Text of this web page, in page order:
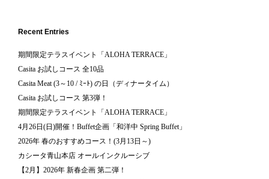
Recent Entries
期間限定テラスイベント「ALOHA TERRACE」
Casita お試しコース 全10品
Casita Meat (3～10 / ﾐｰﾄ) の日（ディナータイム）
Casita お試しコース 第3弾！
期間限定テラスイベント「ALOHA TERRACE」
4月26日(日)開催！Buffet企画「和洋中 Spring Buffet」
2026年 春のおすすめコース！(3月13日～)
カシータ青山本店 オールインクルーシブ
【2月】2026年 新春企画 第二弾！